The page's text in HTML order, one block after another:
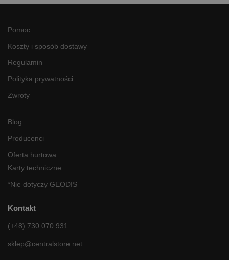
Pomoc
Koszty i sposób dostawy
Regulamin
Polityka prywatności
Zwroty
Blog
Producenci
Oferta hurtowa
Karty techniczne
*Nie dotyczy GEODIS
Kontakt
(+48) 730 070 931
sklep@centralstore.net